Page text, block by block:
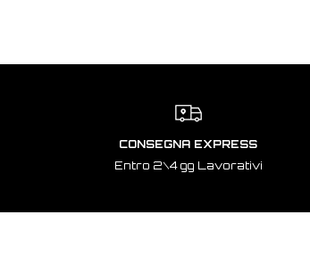
CONSEGNA EXPRESS
Entro 2\4 gg Lavorativi